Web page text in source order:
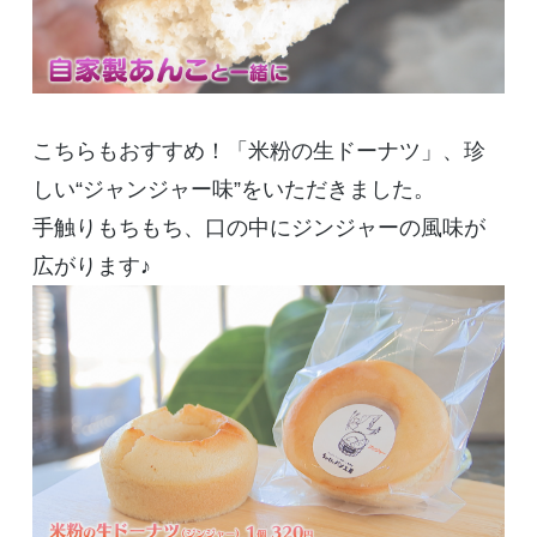
こちらもおすすめ！「米粉の生ドーナツ」、珍
しい“ジャンジャー味”をいただきました。
手触りもちもち、口の中にジンジャーの風味が
広がります♪